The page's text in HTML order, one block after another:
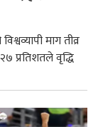
माग तीव्र
प्रतिशतले वृद्धि